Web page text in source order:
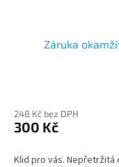
Záruka
248 Kč bez DPH
300 Kč
Klid pro vás. Nepřetržitá